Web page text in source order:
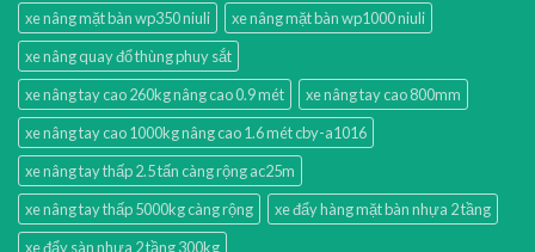
xe nâng mặt bàn wp350 niuli
xe nâng mặt bàn wp1000 niuli
xe nâng quay đổ thùng phuy sắt
xe nâng tay cao 260kg nâng cao 0.9 mét
xe nâng tay cao 800mm
xe nâng tay cao 1000kg nâng cao 1.6 mét cby-a1016
xe nâng tay thấp 2.5 tấn càng rộng ac25m
xe nâng tay thấp 5000kg càng rộng
xe đẩy hàng mặt bàn nhựa 2 tầng
xe đẩy sàn nhựa 2 tầng 300kg